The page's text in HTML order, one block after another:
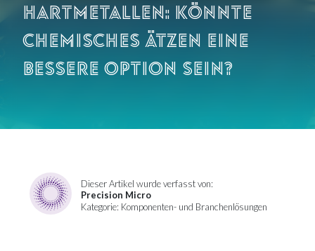
Hartmetallen: Könnte
chemisches Ätzen eine
bessere Option sein?
Dieser Artikel wurde verfasst von:
Precision Micro
Kategorie: Komponenten- und Branchenlösungen